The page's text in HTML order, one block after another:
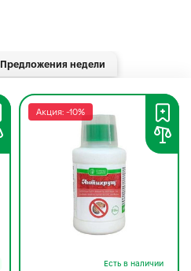
Предложения недели
Акция: -10%
Есть в наличии